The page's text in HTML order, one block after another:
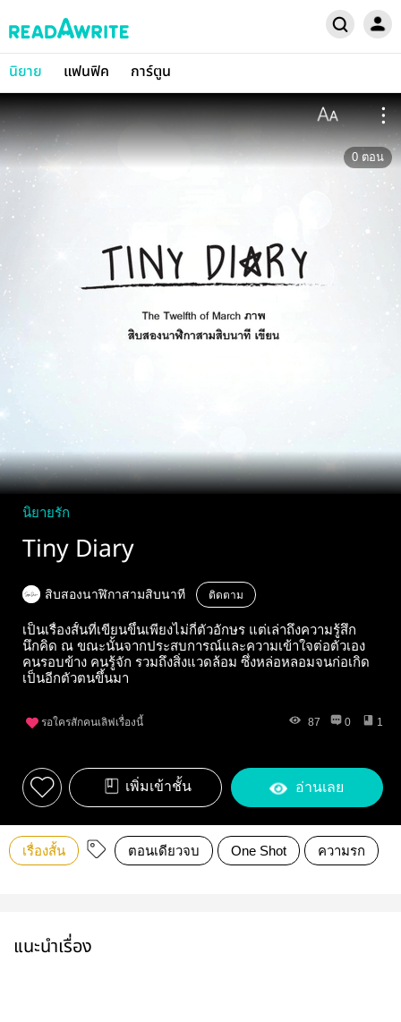
นิยาย แฟนฟิค การ์ตูน
0 ตอน
นิยายรัก
Tiny Diary
สิบสองนาฬิกาสามสิบนาที ติดตาม
เป็นเรื่องสั้นที่เขียนขึ้นเพียงไม่กี่ตัวอักษร แต่เล่าถึงความรู้สึก
นึกคิด ณ ขณะนั้นจากประสบการณ์และความเข้าใจต่อตัวเอง
คนรอบข้าง คนรู้จัก รวมถึงสิ่งแวดล้อม ซึ่งหล่อหลอมจนก่อเกิด
เป็นอีกตัวตนขึ้นมา
รอใครสักคนเลิฟเรื่องนี้ 87 0 1
เพิ่มเข้าชั้น อ่านเลย
เรื่องสั้น ตอนเดียวจบ One Shot ความรก
แนะนำเรื่อง